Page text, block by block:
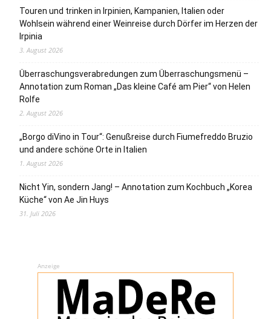
Touren und trinken in Irpinien, Kampanien, Italien oder
Wohlsein während einer Weinreise durch Dörfer im Herzen der
Irpinia
3. August 2026
Überraschungsverabredungen zum Überraschungsmenü –
Annotation zum Roman „Das kleine Café am Pier“ von Helen
Rolfe
2. August 2026
„Borgo diVino in Tour“: Genußreise durch Fiumefreddo Bruzio
und andere schöne Orte in Italien
1. August 2026
Nicht Yin, sondern Jang! – Annotation zum Kochbuch „Korea
Küche“ von Ae Jin Huys
31. Juli 2026
Anzeige